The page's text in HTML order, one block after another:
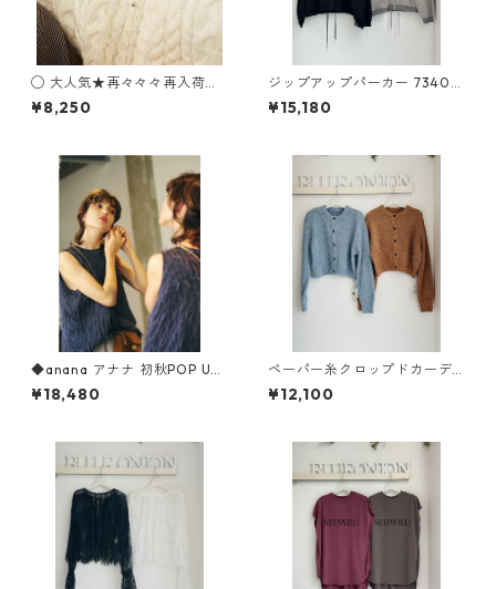
◯ 大人気★再々々々再入荷★
Multiuse Dot Necklace C4
1012090-3
¥8,250
ジップアップパーカー 73400
7 uncarnet
¥15,180
◆anana アナナ 初秋POP UP
◆ タッセルジャガードベス
ト（SETUP対応） 56-052 AN
¥18,480
ペーパー糸クロップドカーデ
ィガン 652 - 85517 cloche
¥12,100